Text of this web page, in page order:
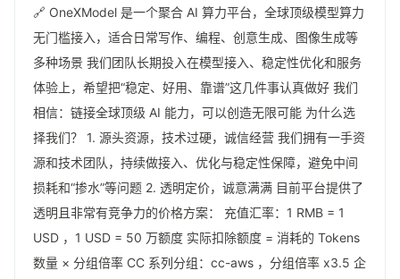
🔗 OneXModel 是一个聚合 AI 算力平台，全球顶级模型算力
无门槛接入，适合日常写作、编程、创意生成、图像生成等
多种场景 我们团队长期投入在模型接入、稳定性优化和服务
体验上，希望把“稳定、好用、靠谱”这几件事认真做好 我们
相信：链接全球顶级 AI 能力，可以创造无限可能 为什么选
择我们？ 1. 源头资源，技术过硬，诚信经营 我们拥有一手资
源和技术团队，持续做接入、优化与稳定性保障，避免中间
损耗和“掺水”等问题 2. 透明定价，诚意满满 目前平台提供了
透明且非常有竞争力的价格方案： 充值汇率：1 RMB = 1
USD ，1 USD = 50 万额度 实际扣除额度 = 消耗的 Tokens
数量 × 分组倍率 CC 系列分组：cc-aws ，分组倍率 x3.5 企